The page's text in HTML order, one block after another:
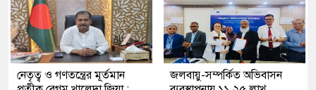
নেতৃত্ব ও গণতন্ত্রের মূর্তমান
জলবায়ু-সম্পর্কিত অভিবাসন